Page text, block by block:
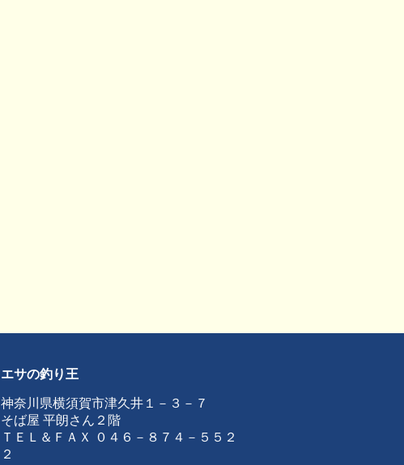
エサの釣り王
神奈川県横須賀市津久井１－３－７
そば屋 平朗さん２階
ＴＥＬ＆ＦＡＸ ０４６－８７４－５５２
２